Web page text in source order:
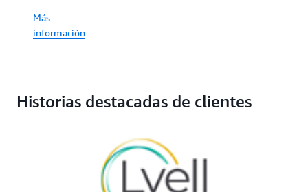
Más
información
Historias destacadas de clientes